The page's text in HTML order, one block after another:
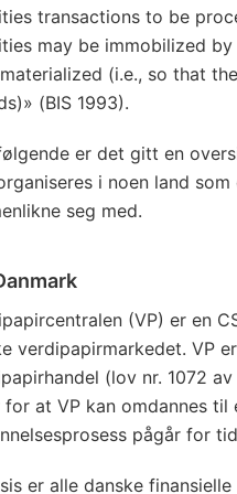
transactions to be
may be immobilized
(i.e., so that
(BIS 1993).
er det gitt en
i noen land
seg med.
(VP) er en
verdipapirmarkedet. VP
(lov nr. 1072
for at VP kan omdannes til
pågår for
er alle danske